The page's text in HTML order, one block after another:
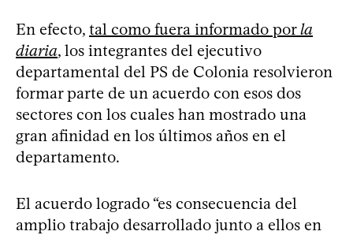
En efecto, tal como fuera informado porla
diaria, los integrantes del ejecutivo
departamental del PS de Colonia resolvieron
formar parte de un acuerdo con esos dos
sectores con los cuales han mostrado una
gran afinidad en los últimos años en el
departamento.
El acuerdo logrado “es consecuencia del
amplio trabajo desarrollado junto a ellos en